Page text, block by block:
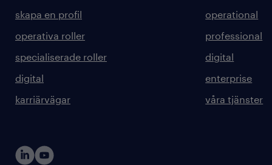
skapa en profil
operativa roller
specialiserade roller
digital
karriärvägar
operational
professional
digital
enterprise
våra tjänster